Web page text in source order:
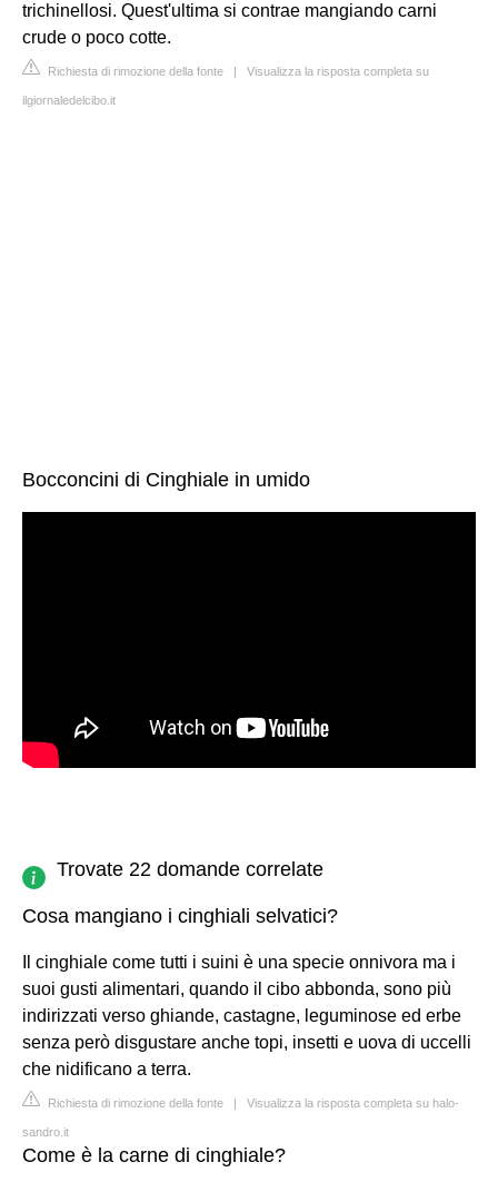
trichinellosi. Quest'ultima si contrae mangiando carni
crude o poco cotte.
Richiesta di rimozione della fonte | Visualizza la risposta completa su
ilgiornaledelcibo.it
Bocconcini di Cinghiale in umido
Trovate 22 domande correlate
Cosa mangiano i cinghiali selvatici?
Il cinghiale come tutti i suini è una specie onnivora ma i
suoi gusti alimentari, quando il cibo abbonda, sono più
indirizzati verso ghiande, castagne, leguminose ed erbe
senza però disgustare anche topi, insetti e uova di uccelli
che nidificano a terra.
Richiesta di rimozione della fonte | Visualizza la risposta completa su halo-
sandro.it
Come è la carne di cinghiale?